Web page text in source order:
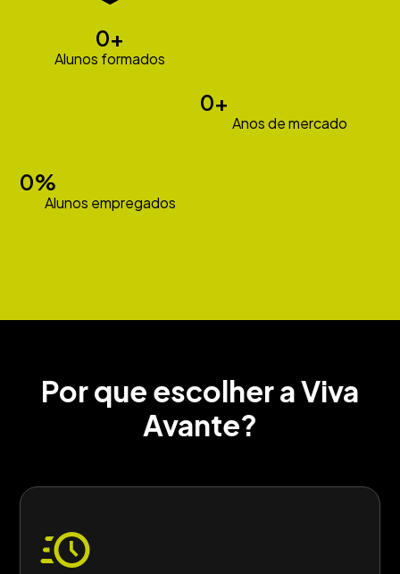
0+
Alunos formados
0%
Alunos empregados
0+
Anos de mercado
Por que escolher a Viva
Avante?